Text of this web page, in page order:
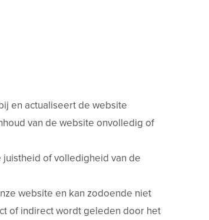
en actualiseert de website
van de website onvolledig of
of volledigheid van de
website en kan zodoende niet
of indirect wordt geleden door het